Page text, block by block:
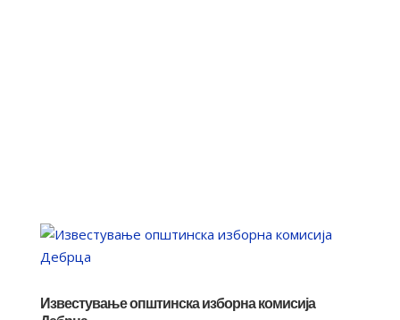
Известување општинска изборна комисија